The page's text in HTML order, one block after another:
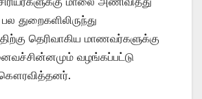
துறைகளிலிருந்து
தெரிவாகிய மாணவர்களுக்கு
வழங்கப்பட்டு
கௌரவித்தனர்.